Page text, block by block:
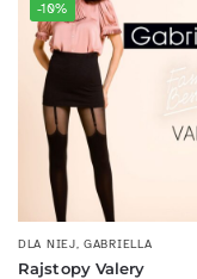
-10%
DLA NIEJ,GABRIELLA
Rajstopy Valery